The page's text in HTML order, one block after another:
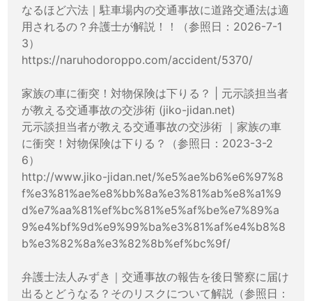
なるほど六法｜駐車場内の交通事故に道路交通法は適
用されるの？弁護士が解説！！（参照日：2026-7-1
3）
https://naruhodoroppo.com/accident/5370/
家族の車に衝突！対物保険は下りる？ | 元示談担当者
が教える交通事故の交渉術 (jiko-jidan.net)
元示談担当者が教える交通事故の交渉術 ｜家族の車
に衝突！対物保険は下りる？（参照日：2023-3-2
6）
http://www.jiko-jidan.net/%e5%ae%b6%e6%97%8
f%e3%81%ae%e8%bb%8a%e3%81%ab%e8%a1%9
d%e7%aa%81%ef%bc%81%e5%af%be%e7%89%a
9%e4%bf%9d%e9%99%ba%e3%81%af%e4%b8%8
b%e3%82%8a%e3%82%8b%ef%bc%9f/
弁護士法人みずき｜交通事故の報告を後日警察に届け
出るとどうなる？そのリスクについて解説（参照日：